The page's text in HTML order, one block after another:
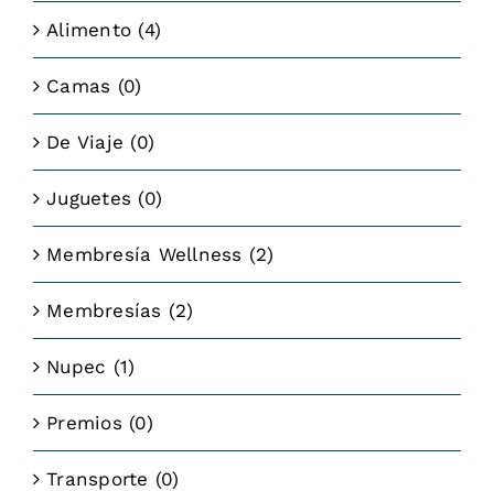
Alimento (4)
Camas (0)
De Viaje (0)
Juguetes (0)
Membresía Wellness (2)
Membresías (2)
Nupec (1)
Premios (0)
Transporte (0)